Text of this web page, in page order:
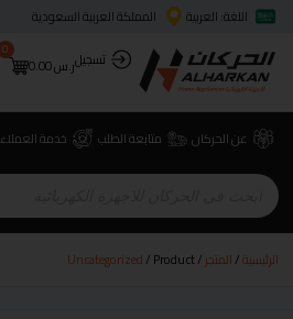
اللغة: العربية
المملكة العربية السعودية
تسجيلر.س0.00
0
عن الحركان متابعة الطلب خدمة العملاء
الرئيسية/المتجر/
Uncategorized/ Product